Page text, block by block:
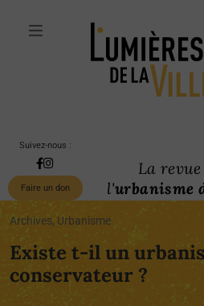
Suivez-nous :
Faire un don
La revue
l'urbanisme
Archives, Urbanisme
Existe t-il un
conservateur ?